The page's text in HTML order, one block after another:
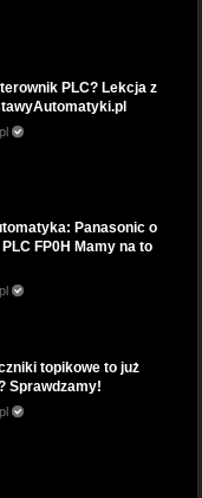
PLC? Lekcja z
Panasonic o
FP0H Mamy na to
topikowe to już
Sprawdzamy!